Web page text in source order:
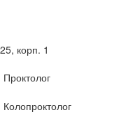
корп. 1